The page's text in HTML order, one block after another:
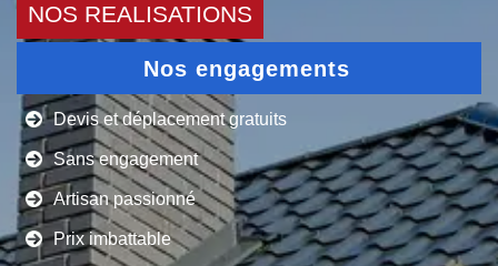
NOS REALISATIONS
Nos engagements
Devis et déplacement gratuits
Sans engagement
Artisan passionné
Prix imbattable